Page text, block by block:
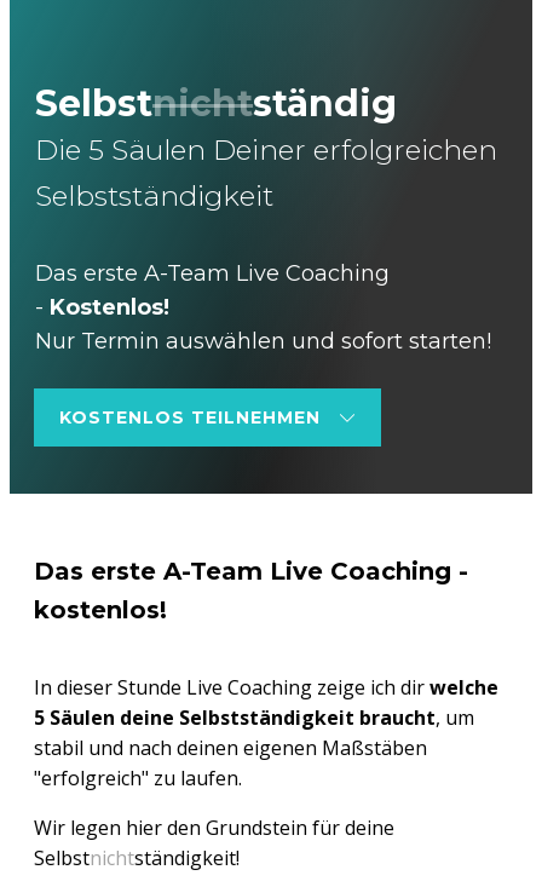
Selbstnichtständig
Die 5 Säulen Deiner erfolgreichen
Selbstständigkeit
Das erste A-Team Live Coaching
- Kostenlos!
Nur Termin auswählen und sofort starten!
KOSTENLOS TEILNEHMEN
Das erste A-Team Live Coaching -
kostenlos!
In dieser Stunde Live Coaching zeige ich dirwelche
5 Säulen deine Selbstständigkeit braucht, um
stabil und nach deinen eigenen Maßstäben
"erfolgreich" zu laufen.
Wir legen hier den Grundstein für deine
Selbstnichtständigkeit!